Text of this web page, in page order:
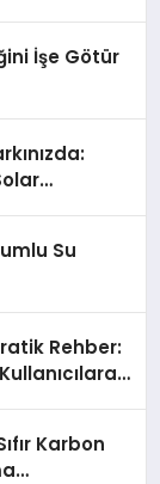
İşe Götür
Su
Rehber:
Karbon